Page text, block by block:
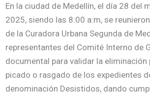
En la ciudad de Medellín, el día 28 del
2025, siendo las 8:00 a:m, se
de la Curadora Urbana Segunda de
representantes del Comité Interno de
documental para validar la
picado o rasgado de los expedientes
denominación Desistidos, dando